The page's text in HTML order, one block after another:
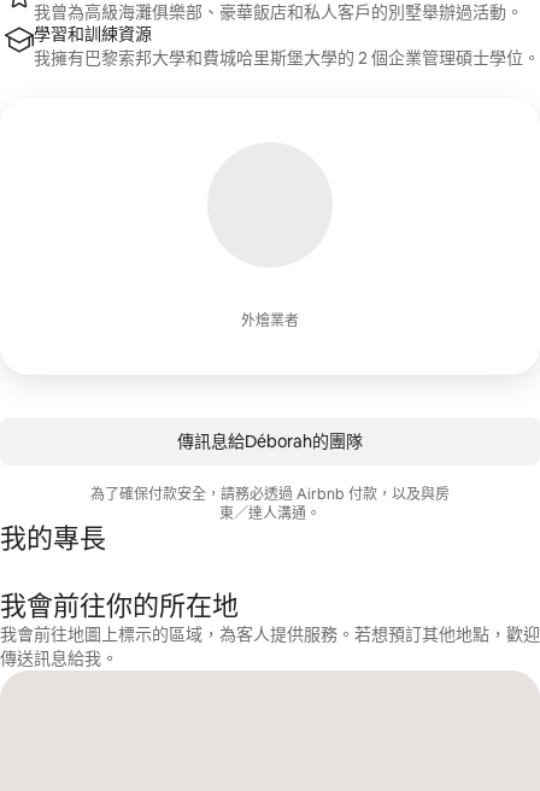
外燴業者
我曾為高級海灘俱樂部、豪華飯店和私人客戶的別墅舉辦過活動。
學習和訓練資源
我擁有巴黎索邦大學和費城哈里斯堡大學的 2 個企業管理碩士學位。
傳訊息給Déborah的團隊
為了確保付款安全，請務必透過 Airbnb 付款，以及與房
東／達人溝通。
我的專長
我會前往你的所在地
我會前往地圖上標示的區域，為客人提供服務。若想預訂其他地點，歡迎
傳送訊息給我。